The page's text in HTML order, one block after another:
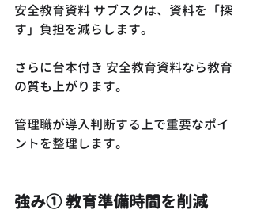
安全教育資料 サブスクは、資料を「探
す」負担を減らします。
さらに台本付き 安全教育資料なら教育
の質も上がります。
管理職が導入判断する上で重要なポイ
ントを整理します。
強み① 教育準備時間を削減